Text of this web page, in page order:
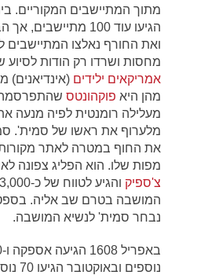
מתוך המתיישבים המקוריים.
הגיעו עוד 100
ואת החורף נאלצו המתיישבים
מחסות ושרדו רק הודות לסיוע
אמריקאים ילידים (אינדיאנים)
מהן היא פוקהונטס
מעלילה רומנטית לפיה מנעה
מלערוף את ראשו של סמית'.
את החוף במטרה לאתר מקורות
מפות שלו. הוא הפליג צפונה
צ'ספיק והגיע לטווח של כ-3,000
המושבה בטרם שב אליה.
נבחר סמית' לנשיא המושבה.
נוספים